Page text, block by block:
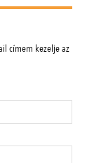
címem kezelje az